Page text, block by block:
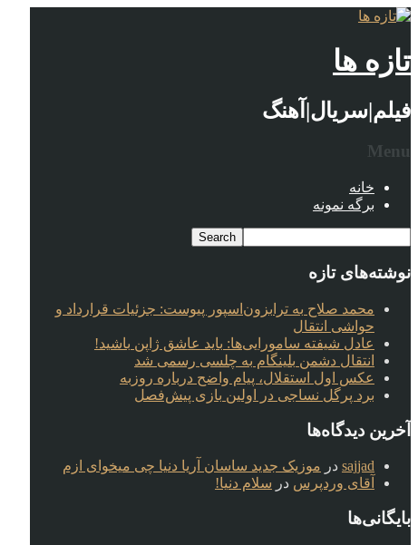
تازه ها
فیلم|سریال|آهنگ
Menu
خانه
برگه نمونه
نوشته‌های تازه
محمد صلاح به ترابزون‌اسپور پیوست: جزئیات قرارداد و
حواشی انتقال
عادل شیفته سامورایی‌ها: باید عاشق ژاپن باشید!
انتقال دشمن بلینگام به چلسی رسمی شد
عکس اول استقلال، پیام واضح درباره روزبه
برد پرگل نساجی در اولین بازی پیش‌فصل
آخرین دیدگاه‌ها
sajjad در موزیک جدید ساسان آریا دنیا چی میخوای ازم
آقای وردپرس در سلام دنیا!
بایگانی‌ها